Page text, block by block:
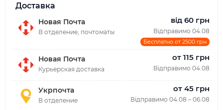
Доставка
Новая Почта
В отделение, почтоматы
від 60 грн
Відправимо 04.08
Бесплатно от 2500 грн
Новая Почта
Курьерская доставка
от 115 грн
Відправимо 04.08
Укрпочта
В отделение
от 45 грн
Відправимо 04.08 – 06.08